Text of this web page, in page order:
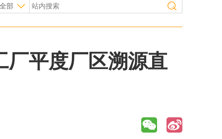
部
厂平度厂区溯源直